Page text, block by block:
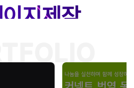
지제작
형홈페이지 제작